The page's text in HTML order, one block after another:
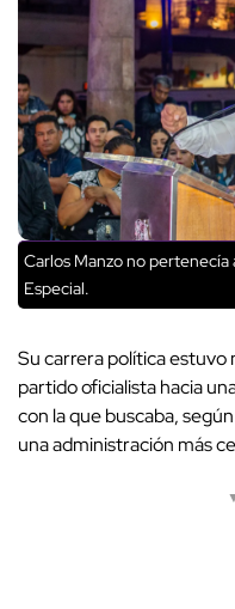
Carlos Manzo no
Especial.
Su carrera política estuvo
partido oficialista hacia
con la que buscaba,
una administración más